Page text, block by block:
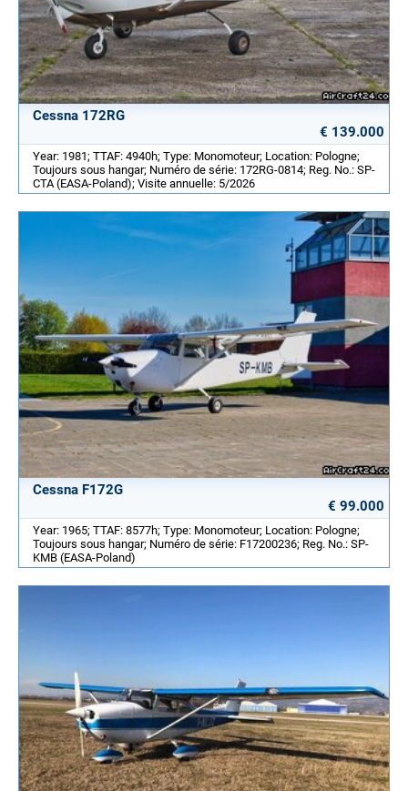
Cessna 172RG
€ 139.000
Year: 1981; TTAF: 4940h; Type: Monomoteur; Location: Pologne;
Toujours sous hangar; Numéro de série: 172RG-0814; Reg. No.: SP-
CTA (EASA-Poland); Visite annuelle: 5/2026
Cessna F172G
€ 99.000
Year: 1965; TTAF: 8577h; Type: Monomoteur; Location: Pologne;
Toujours sous hangar; Numéro de série: F17200236; Reg. No.: SP-
KMB (EASA-Poland)